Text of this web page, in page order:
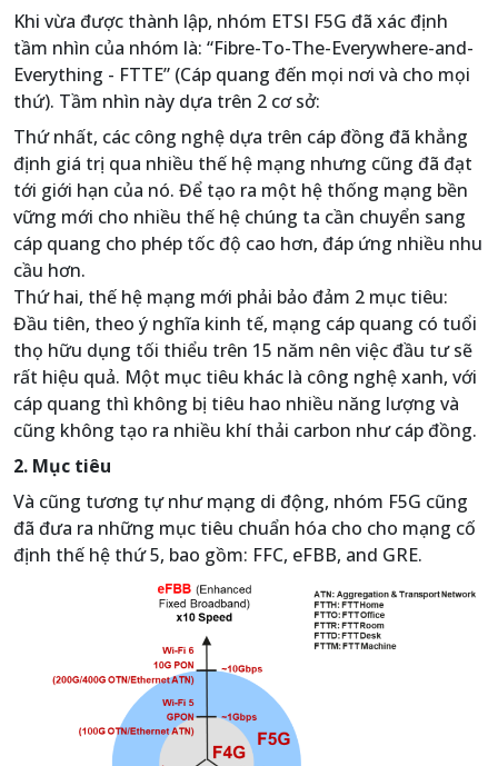
Khi vừa được thành lập, nhóm ETSI F5G đã xác định
tầm nhìn của nhóm là: “Fibre-To-The-Everywhere-and-
Everything - FTTE” (Cáp quang đến mọi nơi và cho mọi
thứ). Tầm nhìn này dựa trên 2 cơ sở:
Thứ nhất, các công nghệ dựa trên cáp đồng đã khẳng
định giá trị qua nhiều thế hệ mạng nhưng cũng đã đạt
tới giới hạn của nó. Để tạo ra một hệ thống mạng bền
vững mới cho nhiều thế hệ chúng ta cần chuyển sang
cáp quang cho phép tốc độ cao hơn, đáp ứng nhiều nhu
cầu hơn.
Thứ hai, thế hệ mạng mới phải bảo đảm 2 mục tiêu:
Đầu tiên, theo ý nghĩa kinh tế, mạng cáp quang có tuổi
thọ hữu dụng tối thiểu trên 15 năm nên việc đầu tư sẽ
rất hiệu quả. Một mục tiêu khác là công nghệ xanh, với
cáp quang thì không bị tiêu hao nhiều năng lượng và
cũng không tạo ra nhiều khí thải carbon như cáp đồng.
2. Mục tiêu
Và cũng tương tự như mạng di động, nhóm F5G cũng
đã đưa ra những mục tiêu chuẩn hóa cho cho mạng cố
định thế hệ thứ 5, bao gồm: FFC, eFBB, and GRE.